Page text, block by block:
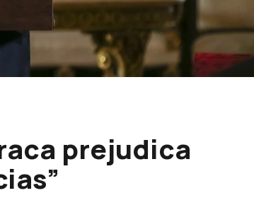
prejudica